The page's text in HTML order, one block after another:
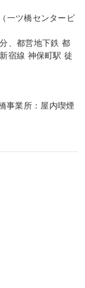
一ツ橋センタービ
、都営地下鉄 都
宿線 神保町駅 徒
事業所：屋内喫煙